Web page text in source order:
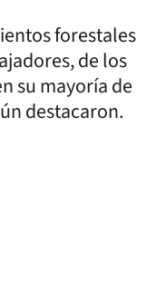
forestales
de los
su mayoría de
destacaron.